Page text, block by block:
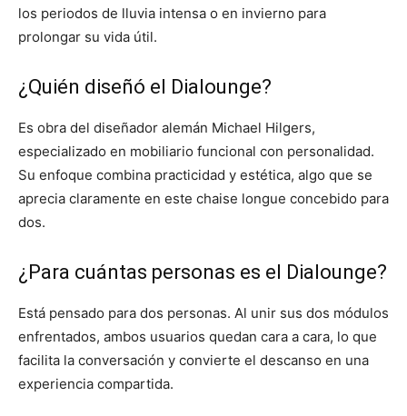
los periodos de lluvia intensa o en invierno para
prolongar su vida útil.
¿Quién diseñó el Dialounge?
Es obra del diseñador alemán Michael Hilgers,
especializado en mobiliario funcional con personalidad.
Su enfoque combina practicidad y estética, algo que se
aprecia claramente en este chaise longue concebido para
dos.
¿Para cuántas personas es el Dialounge?
Está pensado para dos personas. Al unir sus dos módulos
enfrentados, ambos usuarios quedan cara a cara, lo que
facilita la conversación y convierte el descanso en una
experiencia compartida.